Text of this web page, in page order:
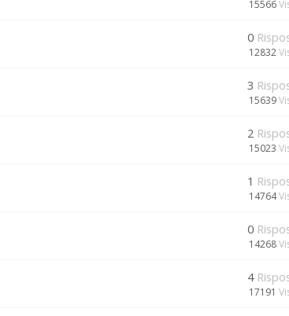
15566
0
12832
3
15639
2
15023
1
14764
0
14268
4
17191